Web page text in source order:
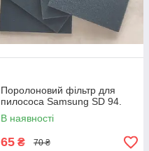
Поролоновий фільтр для
пилососа Samsung SD 94.
В наявності
65 ₴ 70 ₴